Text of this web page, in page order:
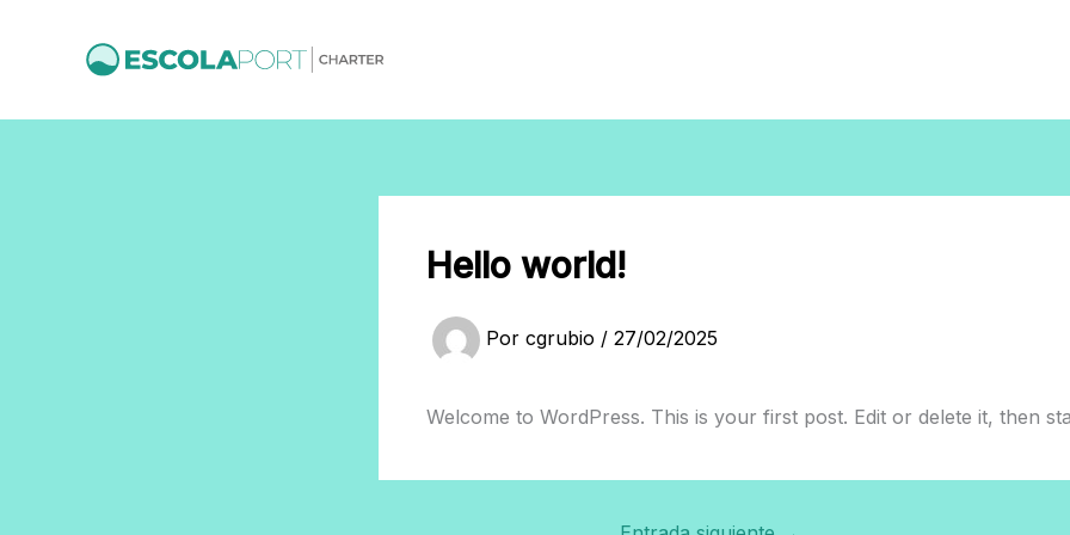
contenido
Hello world!
Por cgrubio / 27/02/2025
Welcome to WordPress. This is your first post. Edit or delete it, then